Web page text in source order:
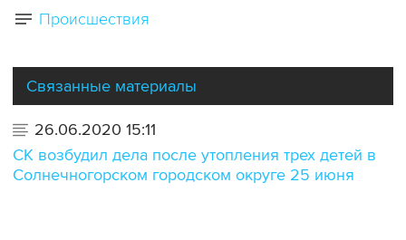
Происшествия
Связанные материалы
26.06.2020 15:11
СК возбудил дела после утопления трех детей в
Солнечногорском городском округе 25 июня